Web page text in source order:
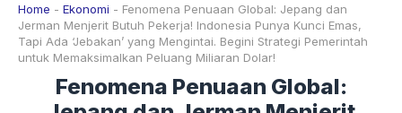
Home - Ekonomi - Fenomena Penuaan Global: Jepang dan
Jerman Menjerit Butuh Pekerja! Indonesia Punya Kunci Emas,
Tapi Ada ‘Jebakan’ yang Mengintai. Begini Strategi Pemerintah
untuk Memaksimalkan Peluang Miliaran Dolar!
Fenomena Penuaan Global: